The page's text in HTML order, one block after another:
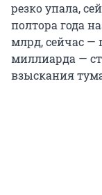
резко упала,
полтора года
млрд, сейчас —
миллиарда —
взыскания